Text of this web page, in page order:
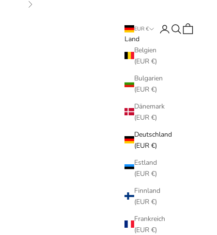
Vor
EUR €
Land
Belgien
(EUR €)
Bulgarien
(EUR €)
Dänemark
(EUR €)
Deutschland
(EUR €)
Estland
(EUR €)
Finnland
(EUR €)
Frankreich
(EUR €)
Anmelden
SuchenWarenkorb